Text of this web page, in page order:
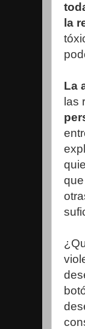
la
La
las